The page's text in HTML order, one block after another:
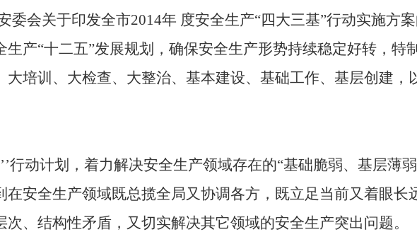
委会关于印发全市2014年 度安全生产“四大三基”行动实施方
产“十二五”发展规划，确保安全生产形势持续稳定好转，特
大培训、大检查、大整治、基本建设、基础工作、基层创建，
行动计划，着力解决安全生产领域存在的“基础脆弱、基层薄
在安全生产领域既总揽全局又协调各方，既立足当前又着眼长
、结构性矛盾，又切实解决其它领域的安全生产突出问题。